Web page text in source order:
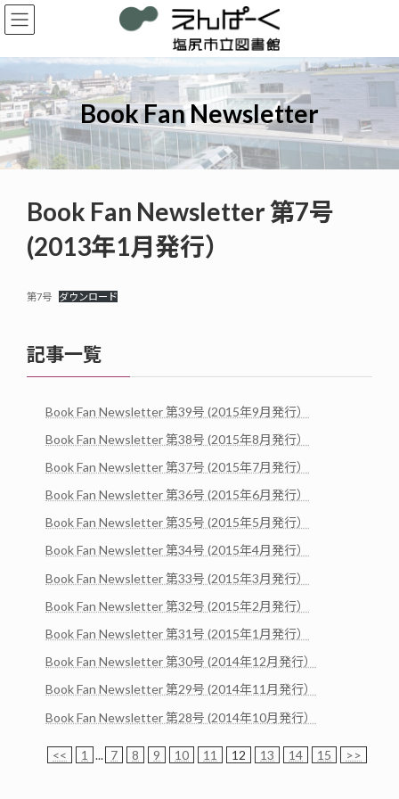
コ
ン
ン
ツ
へ
ス
キ
ッ
プ
ナ
ビ
ー
シ
ョ
ン
に
移
動
Book Fan Newsletter
Book Fan Newsletter 第7号
(2013年1月発行）
第7号 ダウンロード
記事一覧
Book Fan Newsletter 第39号 (2015年9月発行）
Book Fan Newsletter 第38号 (2015年8月発行）
Book Fan Newsletter 第37号 (2015年7月発行）
Book Fan Newsletter 第36号 (2015年6月発行）
Book Fan Newsletter 第35号 (2015年5月発行）
Book Fan Newsletter 第34号 (2015年4月発行）
Book Fan Newsletter 第33号 (2015年3月発行）
Book Fan Newsletter 第32号 (2015年2月発行）
Book Fan Newsletter 第31号 (2015年1月発行）
Book Fan Newsletter 第30号 (2014年12月発行）
Book Fan Newsletter 第29号 (2014年11月発行）
Book Fan Newsletter 第28号 (2014年10月発行）
<< 1 ... 7 8 9 10 11 12 13 14 15 >>